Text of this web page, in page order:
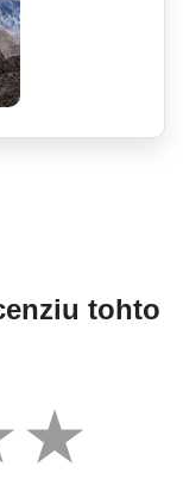
tohto